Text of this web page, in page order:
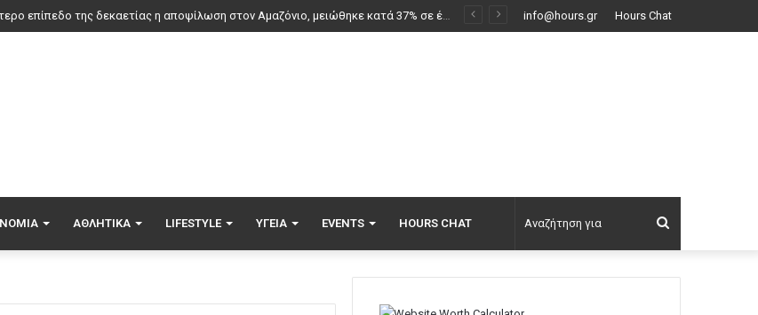
στη Μποτσουάνα: Ιπποπόταμος καταδιώκει το σκάφος τους, δείτε βίντεο info@hours.gr Hours Chat
ΑΘΛΗΤΙΚΆ LIFESTYLE ΥΓΕΊΑ EVENTS HOURS CHAT
για